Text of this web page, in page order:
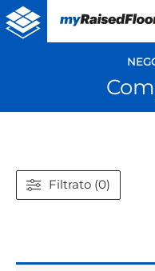
Vai
al
contenuto
Filtrato (0)